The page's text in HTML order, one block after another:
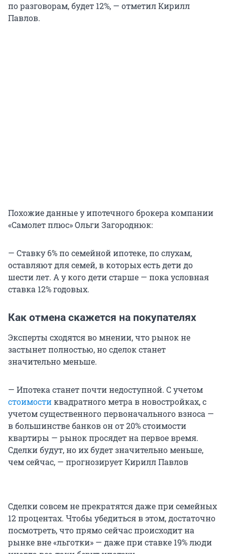
по разговорам, будет 12%, — отметил Кирилл
Павлов.
Похожие данные у ипотечного брокера компании
«Самолет плюс» Ольги Загороднюк:
— Ставку 6% по семейной ипотеке, по слухам,
оставляют для семей, в которых есть дети до
шести лет. А у кого дети старше — пока условная
ставка 12% годовых.
Как отмена скажется на покупателях
Эксперты сходятся во мнении, что рынок не
застынет полностью, но сделок станет
значительно меньше.
— Ипотека станет почти недоступной. С учетом
стоимостиквадратного метра в новостройках, с
учетом существенного первоначального взноса —
в большинстве банков он от 20% стоимости
квартиры — рынок просядет на первое время.
Сделки будут, но их будет значительно меньше,
чем сейчас, — прогнозирует Кирилл Павлов
Сделки совсем не прекратятся даже при семейных
12 процентах. Чтобы убедиться в этом, достаточно
посмотреть, что прямо сейчас происходит на
рынке вне «льготки» — даже при ставке 19% люди